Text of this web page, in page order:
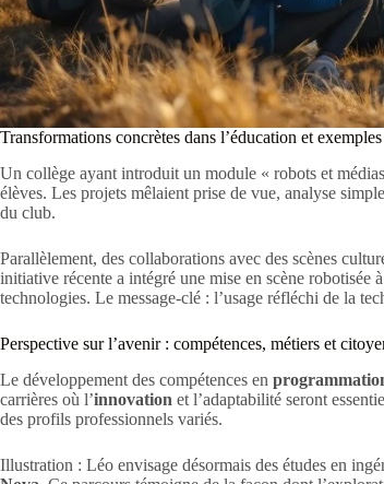
Transformations concrètes dans l’éducation et
Un collège ayant introduit un module « robots et
élèves. Les projets mêlaient prise de vue, analyse
du club.
Parallèlement, des collaborations avec des scènes
initiative récente a intégré une mise en scène robotisée
technologies. Le message-clé : l’usage réfléchi de la
Perspective sur l’avenir : compétences, métiers et
Le développement des compétences en
carrières où l’innovation et l’adaptabilité seront
des profils professionnels variés.
Illustration : Léo envisage désormais des études en